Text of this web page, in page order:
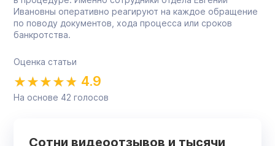
Ивановны оперативно реагируют на каждое обращение
по поводу документов, хода процесса или сроков
банкротства.
Оценка статьи
4.9
На основе 42 голосов
Сотни видеоотзывов и тысячи